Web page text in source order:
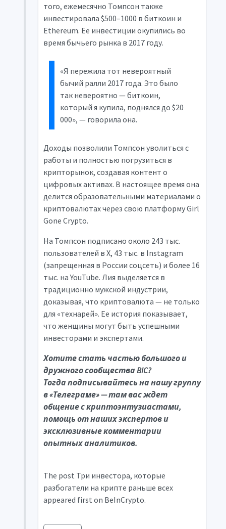
того, ежемесячно Томпсон также
инвестировала $500–1000 в биткоин и
Ethereum. Ее инвестиции окупились во
время бычьего рынка в 2017 году.
«Я пережила тот невероятный
бычий ралли 2017 года. Это было
так невероятно — биткоин,
который я купила, поднялся до $20
000», — говорила она.
Доходы позволили Томпсон уволиться с
работы и полностью погрузиться в
крипторынок, создавая контент о
цифровых активах. В настоящее время она
делится образовательными материалами о
криптовалютах через свою платформу Girl
Gone Crypto.
На Томпсон подписано около 243 тыс.
пользователей в X, 43 тыс. в Instagram
(запрещенная в России соцсеть) и более 16
тыс. на YouTube. Лия выделяется в
традиционно мужской индустрии,
доказывая, что криптовалюта — не только
для «технарей». Ее история показывает,
что женщины могут быть успешными
инвесторами и экспертами.
Хотите стать частью большого и
дружного сообщества BIC?
Тогда подписывайтесь на нашу группу
в «Телеграме» — там вас ждет
общение с криптоэнтузиастами,
помощь от наших экспертов и
эксклюзивные комментарии
опытных аналитиков.
The post Три инвестора, которые
разбогатели на крипте раньше всех
appeared first on BeInCrypto.